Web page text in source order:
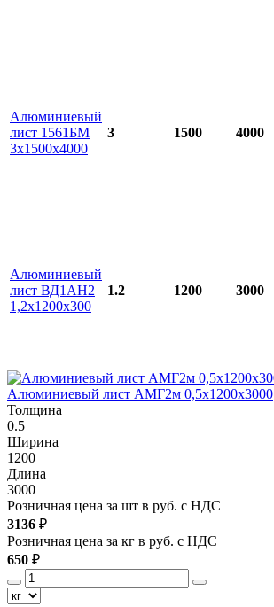
Алюминиевый
лист 1561БМ
3х1500х4000
3 1500 4000
Алюминиевый
лист ВД1АН2
1,2х1200х300
1.2 1200 3000
Алюминиевый лист АМГ2м 0,5х1200х3000
Толщина
0.5
Ширина
1200
Длина
3000
Розничная цена за шт в руб. с НДС
3136 ₽
Розничная цена за кг в руб. с НДС
650 ₽